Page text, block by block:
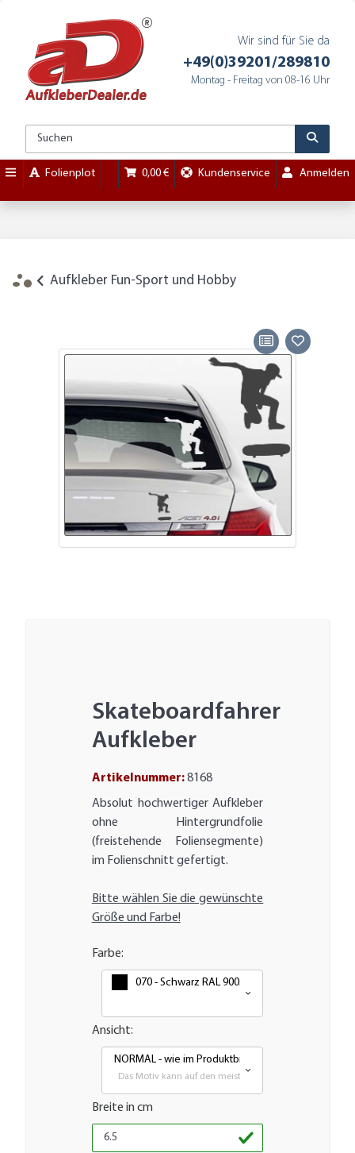
Wir sind für Sie da
+49(0)39201/289810
Montag - Freitag von 08-16 Uhr
Folienplot 0,00 € Kundenservice Anmelden
Aufkleber Fun-Sport und Hobby
Skateboardfahrer
Aufkleber
Artikelnummer:8168
Absolut hochwertiger Aufkleber
ohne Hintergrundfolie
(freistehende Foliensegmente)
im Folienschnitt gefertigt.
Bitte wählen Sie die gewünschte
Größe und Farbe!
Farbe:
070 - Schwarz RAL 9005
Ansicht:
NORMAL - wie im Produktbild
Das Motiv kann auf den meisten glatten Flächen
Breite in cm